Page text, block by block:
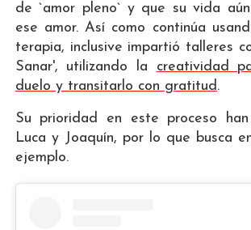
de `amor pleno` y que su vida
ese amor. Así como continúa
terapia, inclusive impartió talleres
Sanar', utilizando la creatividad
duelo y transitarlo con gratitud.
Su prioridad en este proceso
Luca y Joaquín, por lo que busca
ejemplo.